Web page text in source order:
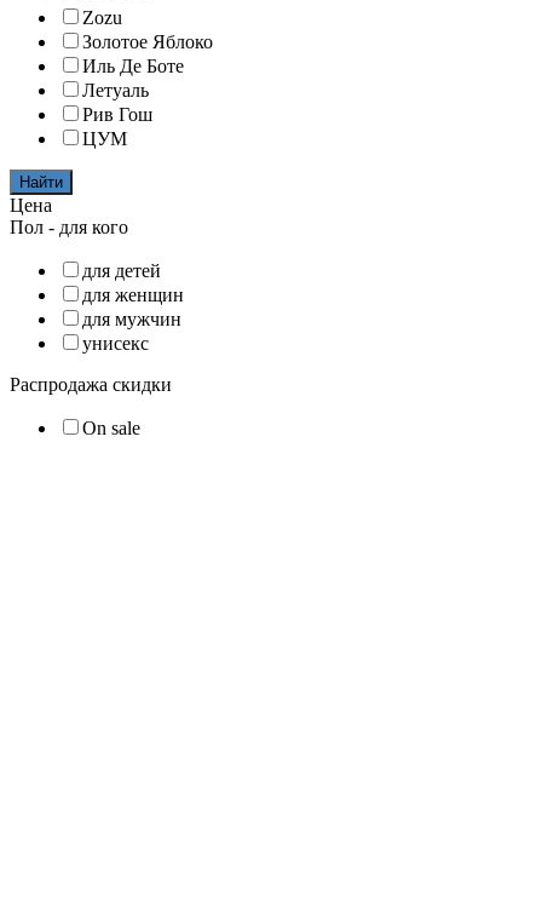
Zozu
Золотое Яблоко
Иль Де Боте
Летуаль
Рив Гош
ЦУМ
Найти
Цена
Пол - для кого
для детей
для женщин
для мужчин
унисекс
Распродажа скидки
On sale